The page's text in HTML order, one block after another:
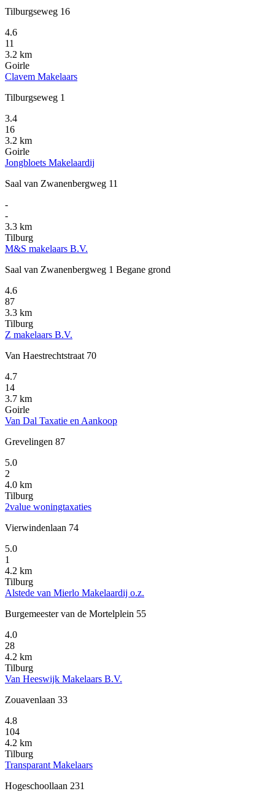
Tilburgseweg 16
4.6
11
3.2 km
Goirle
Clavem Makelaars
Tilburgseweg 1
3.4
16
3.2 km
Goirle
Jongbloets Makelaardij
Saal van Zwanenbergweg 11
-
-
3.3 km
Tilburg
M&S makelaars B.V.
Saal van Zwanenbergweg 1 Begane grond
4.6
87
3.3 km
Tilburg
Z makelaars B.V.
Van Haestrechtstraat 70
4.7
14
3.7 km
Goirle
Van Dal Taxatie en Aankoop
Grevelingen 87
5.0
2
4.0 km
Tilburg
2value woningtaxaties
Vierwindenlaan 74
5.0
1
4.2 km
Tilburg
Alstede van Mierlo Makelaardij o.z.
Burgemeester van de Mortelplein 55
4.0
28
4.2 km
Tilburg
Van Heeswijk Makelaars B.V.
Zouavenlaan 33
4.8
104
4.2 km
Tilburg
Transparant Makelaars
Hogeschoollaan 231